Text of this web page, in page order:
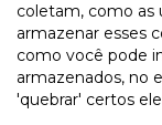
coletam, como as
armazenar esses
como você pode
armazenados, no
'quebrar' certos